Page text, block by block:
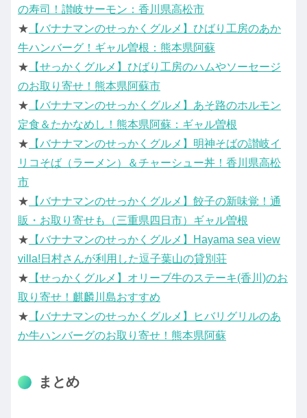
の寿司！讃岐サーモン：香川県高松市
★ 【バナナマンのせっかくグルメ】ひばり工房のあか
牛ハンバーグ！ギャル曽根：熊本県阿蘇
★ 【せっかくグルメ】ひばり工房のハムやソーセージ
のお取り寄せ！熊本県阿蘇市
★ 【バナナマンのせっかくグルメ】あそ路のホルモン
定食＆たかなめし！熊本県阿蘇：ギャル曽根
★ 【バナナマンのせっかくグルメ】明神そばの讃岐イ
リコそば（ラーメン）＆チャーシュー丼！香川県高松
市
★ 【バナナマンのせっかくグルメ】餃子の新味覚！通
販・お取り寄せも（三重県四日市）ギャル曽根
★ 【バナナマンのせっかくグルメ】Hayama sea view
villa!日村さんが利用した逗子葉山の貸別荘
★ 【せっかくグルメ】オリーブ牛のステーキ(香川)のお
取り寄せ！麒麟川島おすすめ
★ 【バナナマンのせっかくグルメ】ヒバリグリルのあ
か牛ハンバーグのお取り寄せ！熊本県阿蘇
まとめ